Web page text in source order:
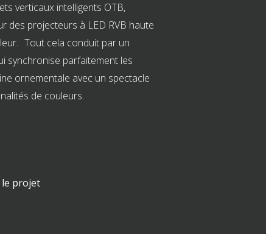
verticaux intelligents OTB,
des projecteurs à LED RVB haute
Tout cela conduit par un
synchronise parfaitement les
ornementale avec un spectacle
de couleurs.
projet